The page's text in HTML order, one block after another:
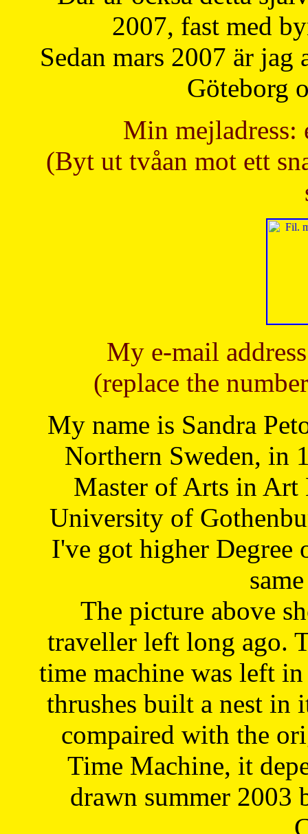
2007, fast med
Sedan mars 2007 är
Göteborg
Min mejladress:
(Byt ut tvåan mot ett
My e-mail
(replace the
My name is Sandra
Northern Sweden, in
Master of Arts in Art
University of
I've got higher Degree
The picture above
traveller left long ago.
time machine was left
thrushes built a nest in
compaired with the
Time Machine, it
drawn summer 2003